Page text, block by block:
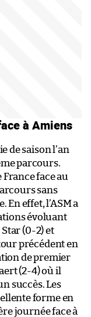
à Amiens
de saison l’an
parcours.
face au
sans
En effet, l’ASM a
évoluant
(0-2) et
précédent en
de premier
(2-4) où il
succès. Les
forme en
journée face à